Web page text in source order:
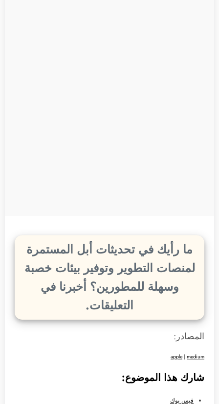
ما رأيك في تحديثات أبل المستمرة
لمنصات التطوير وتوفير بيئات خصبة
وسهلة للمطورين؟ أخبرنا في
التعليقات.
المصادر:
apple | medium
شارك هذا الموضوع:
فيس بوك